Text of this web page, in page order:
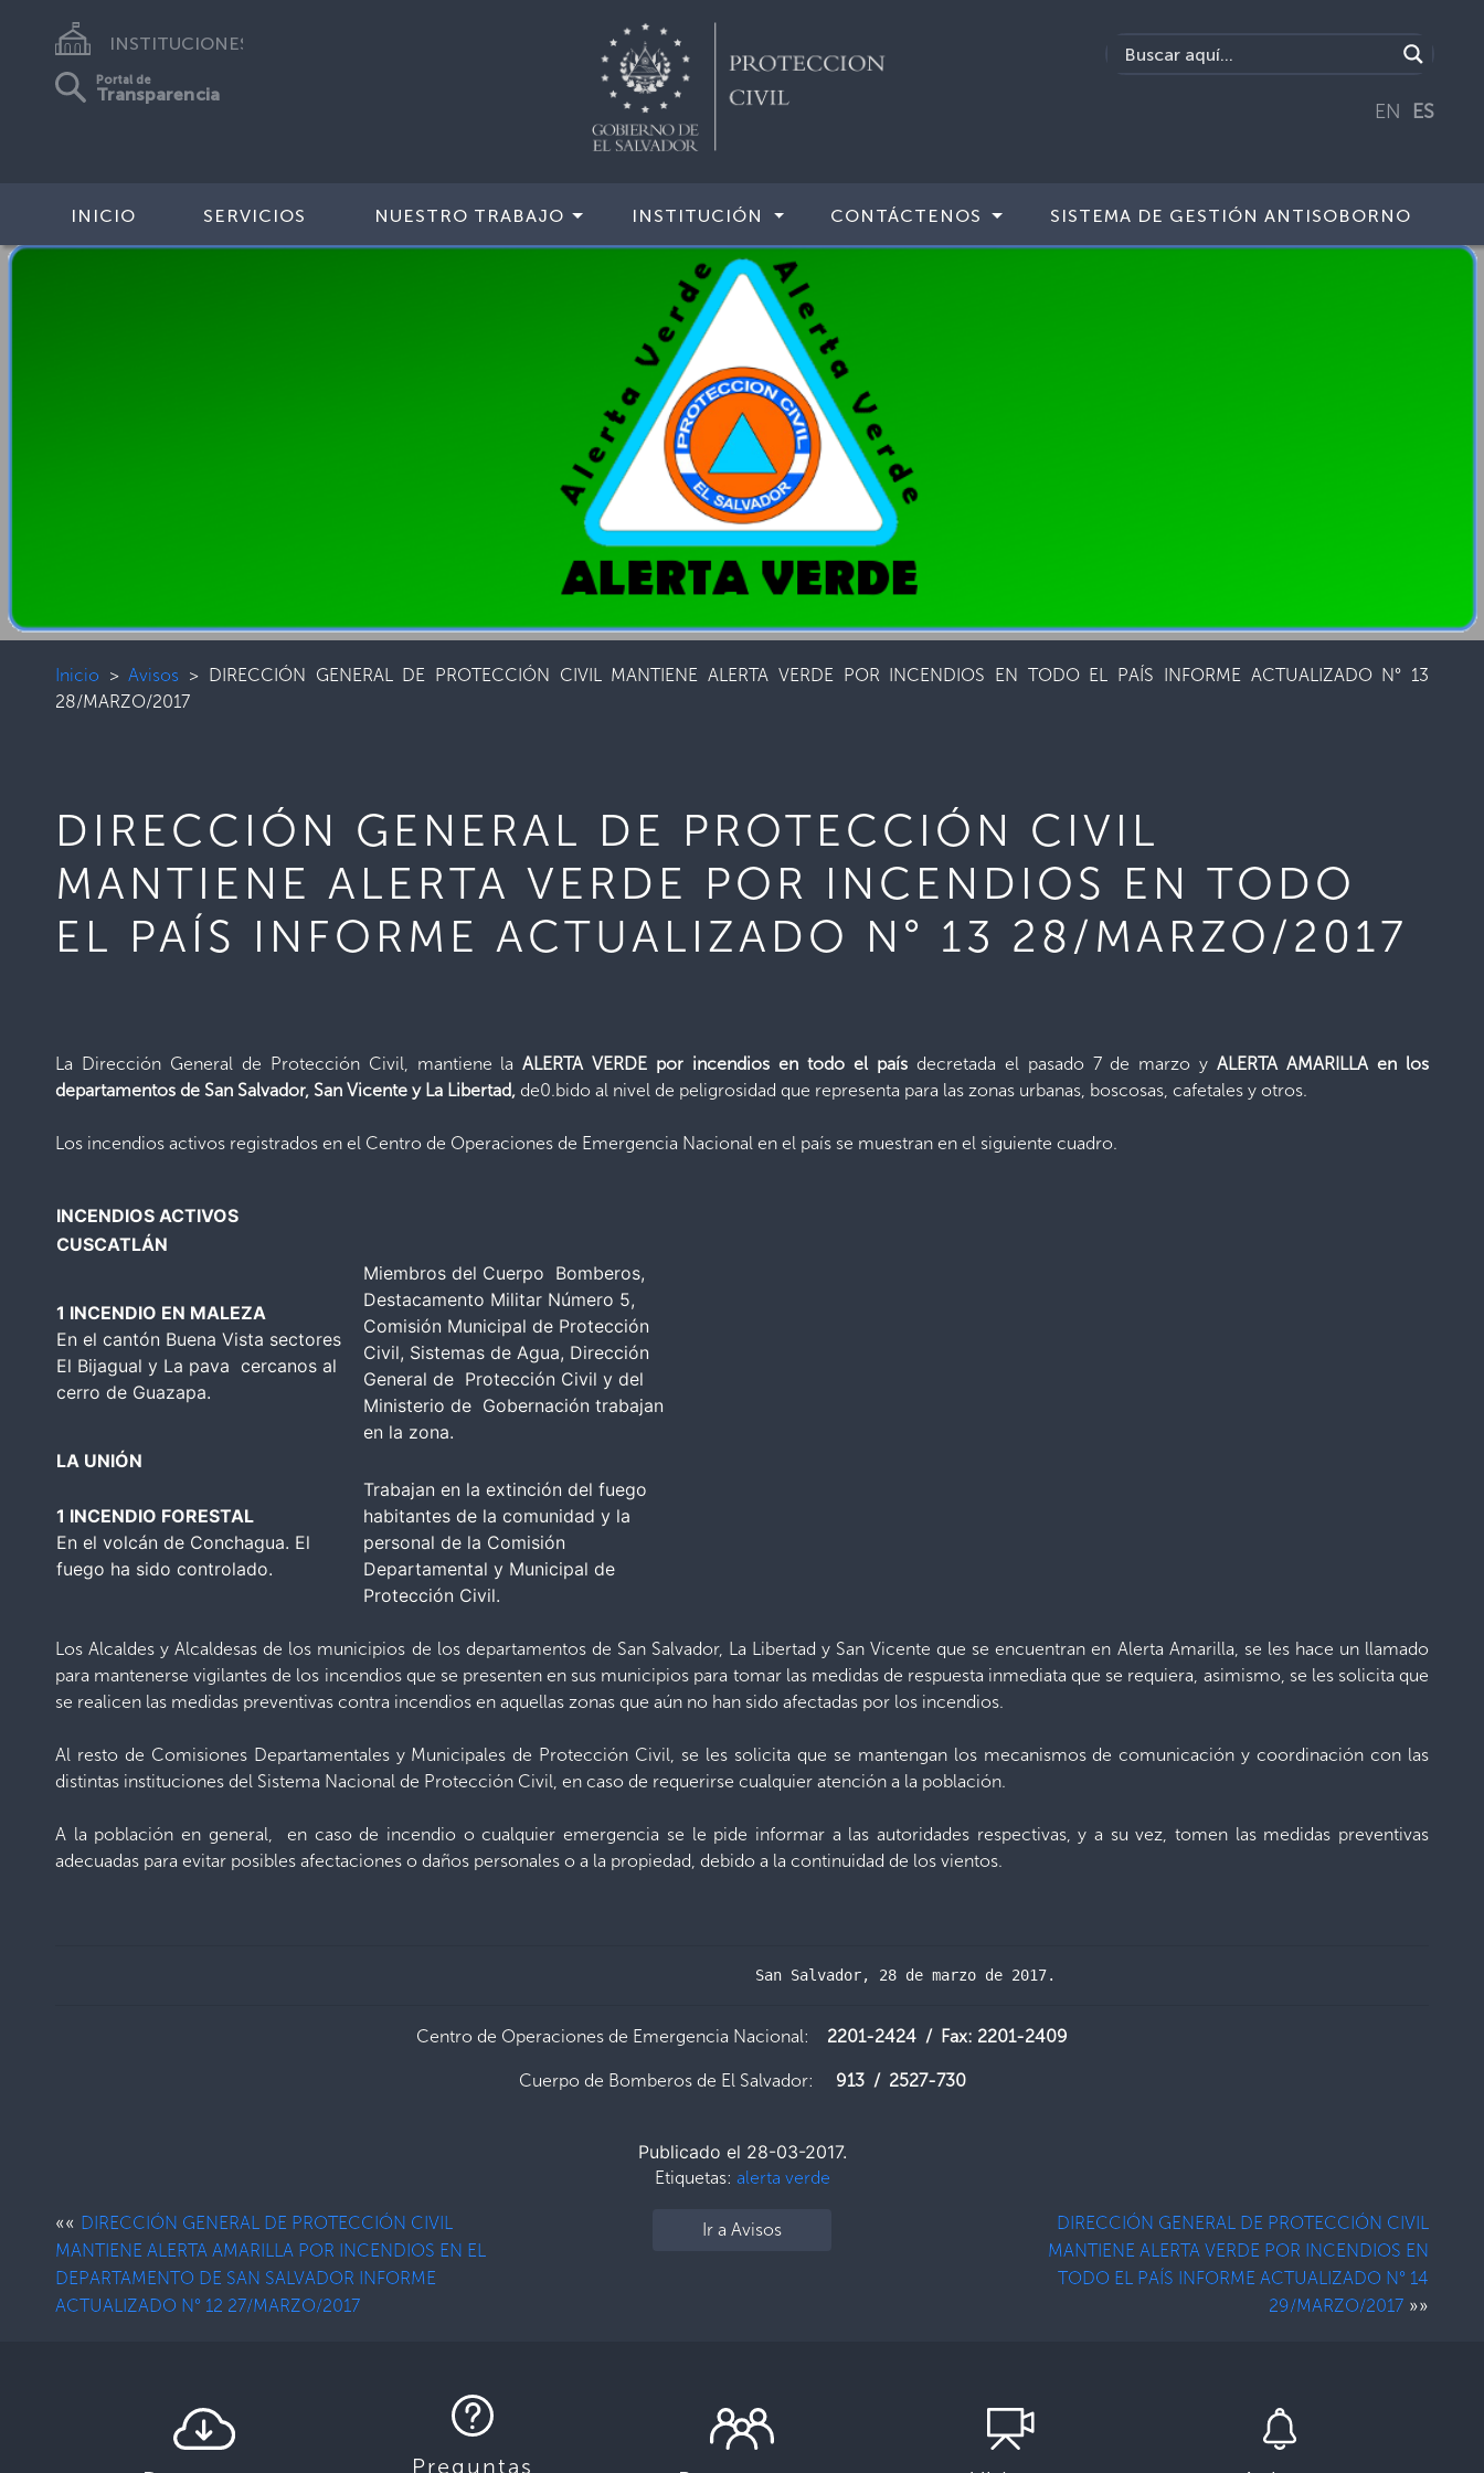
INSTITUCIONES
Portal de
Transparencia
EN ES
INICIO SERVICIOS NUESTRO TRABAJO INSTITUCIÓN CONTÁCTENOS SISTEMA DE GESTIÓN ANTISOBORNO
Inicio >Avisos > DIRECCIÓN GENERAL DE PROTECCIÓN CIVIL MANTIENE ALERTA VERDE POR INCENDIOS EN TODO EL PAÍS INFORME ACTUALIZADO N° 13
28/MARZO/2017
DIRECCIÓN GENERAL DE PROTECCIÓN CIVIL
MANTIENE ALERTA VERDE POR INCENDIOS EN TODO
EL PAÍS INFORME ACTUALIZADO N° 13 28/MARZO/2017
La Dirección General de Protección Civil, mantiene laALERTA VERDE por incendios en todo el paísdecretada el pasado 7 de marzo y ALERTA AMARILLA en los
departamentos de San Salvador, San Vicente y La Libertad, de0.bido al nivel de peligrosidad que representa para las zonas urbanas, boscosas, cafetales y otros.
Los incendios activos registrados en el Centro de Operaciones de Emergencia Nacional en el país se muestran en el siguiente cuadro.
INCENDIOS ACTIVOS
CUSCATLÁN
1 INCENDIO EN MALEZA
En el cantón Buena Vista sectores
El Bijagual y La pava cercanos al
cerro de Guazapa.
Miembros del Cuerpo Bomberos,
Destacamento Militar Número 5,
Comisión Municipal de Protección
Civil, Sistemas de Agua, Dirección
General de Protección Civil y del
Ministerio de Gobernación trabajan
en la zona.
LA UNIÓN
1 INCENDIO FORESTAL
En el volcán de Conchagua. El
fuego ha sido controlado.
Trabajan en la extinción del fuego
habitantes de la comunidad y la
personal de la Comisión
Departamental y Municipal de
Protección Civil.
Los Alcaldes y Alcaldesas de los municipios de los departamentos de San Salvador, La Libertad y San Vicente que se encuentran en Alerta Amarilla, se les hace un llamado
para mantenerse vigilantes de los incendios que se presenten en sus municipios para tomar las medidas de respuesta inmediata que se requiera, asimismo, se les solicita que
se realicen las medidas preventivas contra incendios en aquellas zonas que aún no han sido afectadas por los incendios.
Al resto de Comisiones Departamentales y Municipales de Protección Civil, se les solicita que se mantengan los mecanismos de comunicación y coordinación con las
distintas instituciones del Sistema Nacional de Protección Civil, en caso de requerirse cualquier atención a la población.
A la población en general, en caso de incendio o cualquier emergencia se le pide informar a las autoridades respectivas, y a su vez, tomen las medidas preventivas
adecuadas para evitar posibles afectaciones o daños personales o a la propiedad, debido a la continuidad de los vientos.
                                     San Salvador, 28 de marzo de 2017.
Centro de Operaciones de Emergencia Nacional: 2201-2424 / Fax: 2201-2409
Cuerpo de Bomberos de El Salvador: 913 / 2527-730
Publicado el 28-03-2017.
Etiquetas: alerta verde
«« DIRECCIÓN GENERAL DE PROTECCIÓN CIVIL
MANTIENE ALERTA AMARILLA POR INCENDIOS EN EL
DEPARTAMENTO DE SAN SALVADOR INFORME
ACTUALIZADO N° 12 27/MARZO/2017
Ir a Avisos
DIRECCIÓN GENERAL DE PROTECCIÓN CIVIL
MANTIENE ALERTA VERDE POR INCENDIOS EN
TODO EL PAÍS INFORME ACTUALIZADO N° 14
29/MARZO/2017 »»
Preguntas